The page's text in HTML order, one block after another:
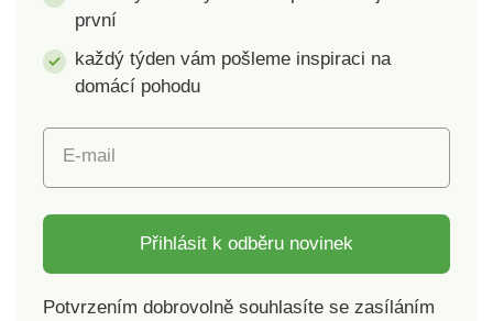
první
každý týden vám pošleme inspiraci na
domácí pohodu
E-mail
Přihlásit k odběru novinek
Potvrzením dobrovolně souhlasíte se zasíláním